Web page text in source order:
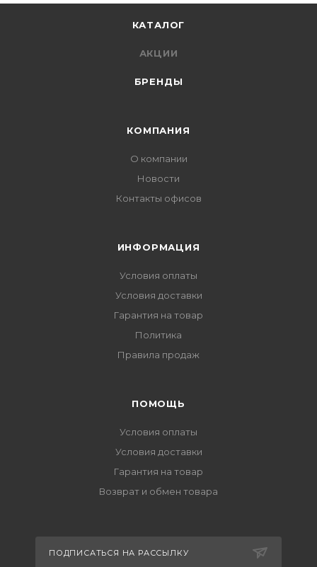
КАТАЛОГ
АКЦИИ
БРЕНДЫ
КОМПАНИЯ
О компании
Новости
Контакты офисов
ИНФОРМАЦИЯ
Условия оплаты
Условия доставки
Гарантия на товар
Политика
Правила продаж
ПОМОЩЬ
Условия оплаты
Условия доставки
Гарантия на товар
Возврат и обмен товара
ПОДПИСАТЬСЯ НА РАССЫЛКУ